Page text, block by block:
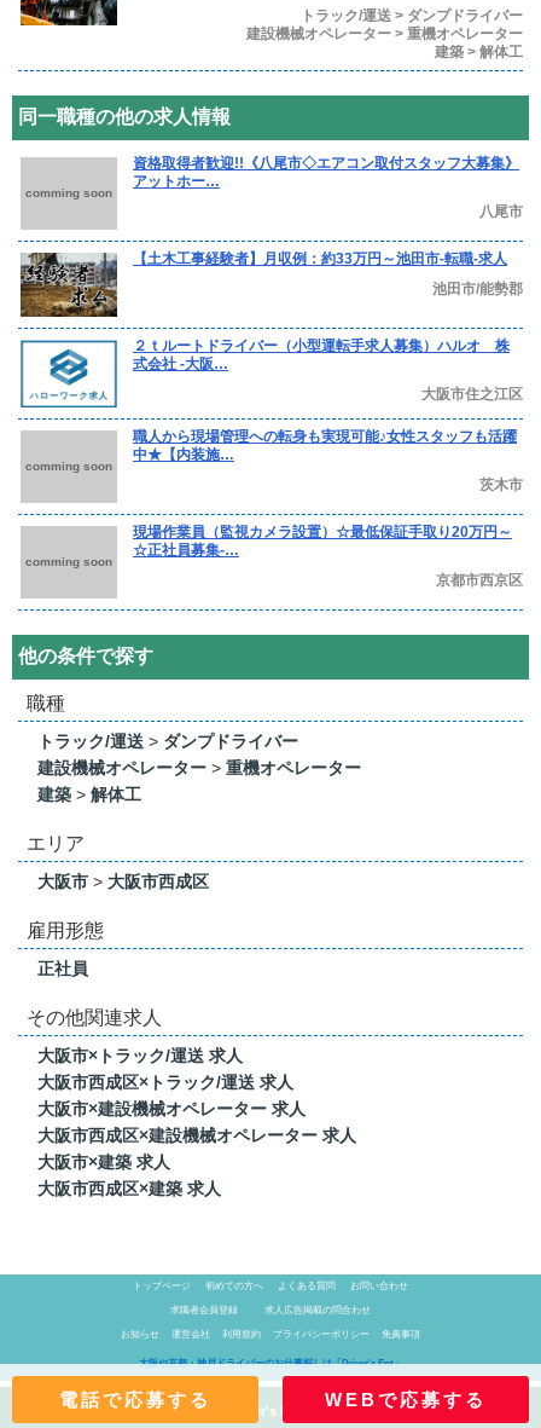
トラック/運送 > ダンプドライバー
建設機械オペレーター > 重機オペレーター
建築 > 解体工
同一職種の他の求人情報
comming soon
資格取得者歓迎!!《八尾市◇エアコン取付スタッフ⼤募集》
アットホー…
八尾市
【土木工事経験者】月収例：約33万円～池田市-転職-求人
池田市/能勢郡
２ｔルートドライバー（小型運転手求人募集）ハルオ 株
式会社 -大阪…
大阪市住之江区
comming soon
職人から現場管理への転身も実現可能♪女性スタッフも活躍
中★【内装施…
茨木市
comming soon
現場作業員（監視カメラ設置）☆最低保証手取り20万円～
☆正社員募集-…
京都市西京区
他の条件で探す
職種
トラック/運送 > ダンプドライバー
建設機械オペレーター > 重機オペレーター
建築 > 解体工
エリア
大阪市 > 大阪市西成区
雇用形態
正社員
その他関連求人
大阪市×トラック/運送 求人
大阪市西成区×トラック/運送 求人
大阪市×建設機械オペレーター 求人
大阪市西成区×建設機械オペレーター 求人
大阪市×建築 求人
大阪市西成区×建築 求人
電話で応募する WEBで応募する
トップページ 初めての方へ よくある質問 お問い合わせ
求職者会員登録 求人広告掲載の問合わせ
お知らせ 運営会社 利用規約 プライバシーポリシー 免責事項
大阪や京都・神戸ドライバーのお仕事探しは「Driver's Ent」
Copyright (c) 2017 「Driver's Ent」 All Rights Reserved.